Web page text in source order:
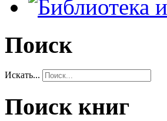
Поиск
Искать...
Поиск книг